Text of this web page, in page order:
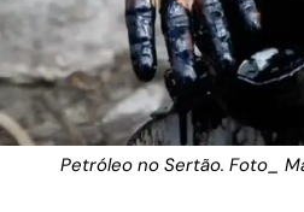
Petróleo no Sertão. Foto_